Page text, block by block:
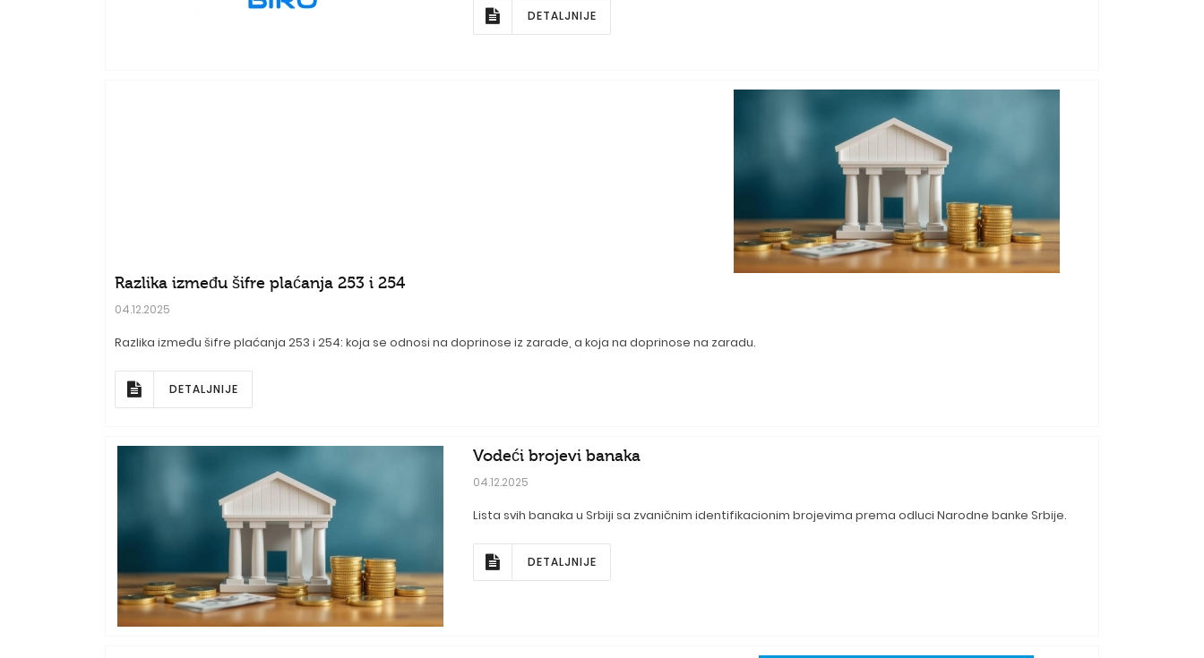
DETALJNIJE
Razlika između šifre plaćanja 253 i 254
04.12.2025
Razlika između šifre plaćanja 253 i 254: koja se odnosi na doprinose iz zarade, a koja na doprinose na zaradu.
DETALJNIJE
Vodeći brojevi banaka
04.12.2025
Lista svih banaka u Srbiji sa zvaničnim identifikacionim brojevima prema odluci Narodne banke Srbije.
DETALJNIJE